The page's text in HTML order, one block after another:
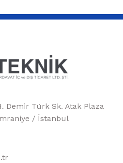
Demir Türk Sk. Atak Plaza
/ İstanbul